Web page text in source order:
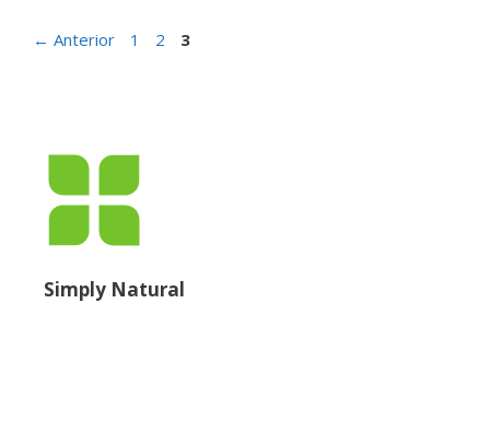
← Anterior 1 2 3
Simply Natural